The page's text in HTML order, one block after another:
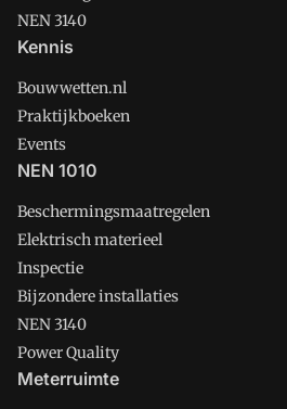
NEN 3140
Kennis
Bouwwetten.nl
Praktijkboeken
Events
NEN 1010
Beschermingsmaatregelen
Elektrisch materieel
Inspectie
Bijzondere installaties
NEN 3140
Power Quality
Meterruimte